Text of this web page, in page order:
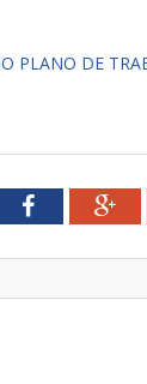
PLANO DE
Facebook